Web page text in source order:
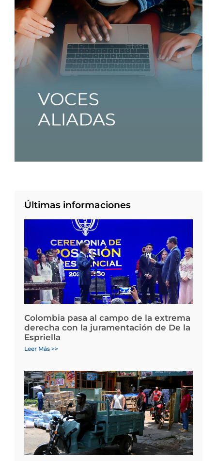
Últimas informaciones
Colombia pasa al campo de la extrema
derecha con la juramentación de De la
Espriella
Leer Más >>